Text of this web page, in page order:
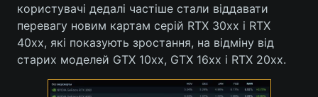
користувачі дедалі частіше стали віддавати
перевагу новим картам серій RTX 30хх і RTX
40хх, які показують зростання, на відміну від
старих моделей GTX 10хх, GTX 16хх і RTX 20хх.